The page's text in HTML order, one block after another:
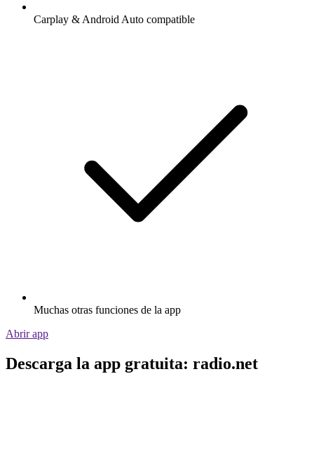
Carplay & Android Auto compatible
Muchas otras funciones de la app
Abrir app
Descarga la app gratuita: radio.net